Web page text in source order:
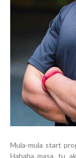
Mula-mula start
Hahaha..masa tu